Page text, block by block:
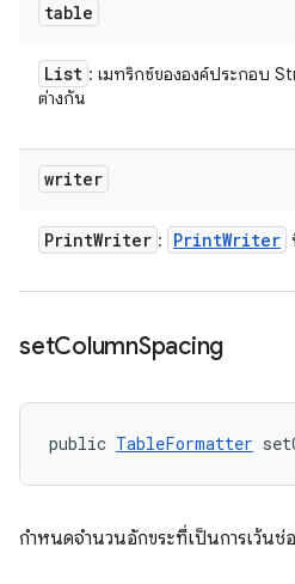
table
List : เมทริกซ์ขององค์ประกอบ
ต่างกัน
writer
PrintWriter : PrintWriter
setColumnSpacing
public TableFormatter
กำหนดจำนวนอักขระที่เป็นการเว้นช่